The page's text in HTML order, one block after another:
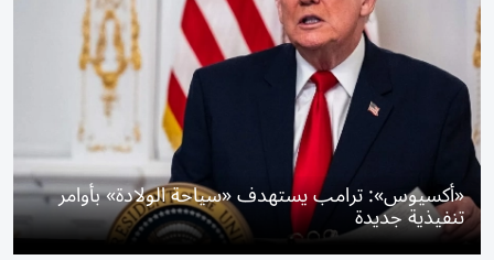
«أكسيوس»: ترامب يستهدف «سياحة الولادة» بأوامر
تنفيذية جديدة